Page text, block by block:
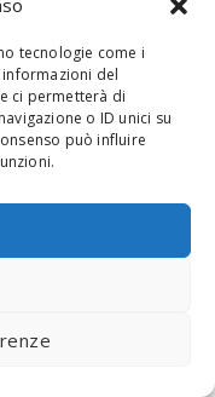
tecnologie come i
del
ci permetterà di
o ID unici su
può influire
da